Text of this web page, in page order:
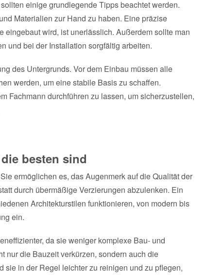
einige grundlegende Tipps beachtet werden.
Materialien zur Hand zu haben. Eine präzise
eingebaut wird, ist unerlässlich. Außerdem sollte man
und bei der Installation sorgfältig arbeiten.
des Untergrunds. Vor dem Einbau müssen alle
werden, um eine stabile Basis zu schaffen.
Fachmann durchführen zu lassen, um sicherzustellen,
besten sind
ermöglichen es, das Augenmerk auf die Qualität der
durch übermäßige Verzierungen abzulenken. Ein
Architekturstilen funktionieren, von modern bis
ein.
da sie weniger komplexe Bau- und
nur die Bauzeit verkürzen, sondern auch die
sie in der Regel leichter zu reinigen und zu pflegen,